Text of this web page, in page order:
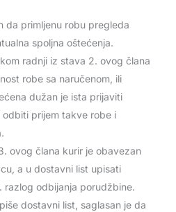
da primljenu robu pregleda
spoljna oštećenja.
radnji iz stava 2. ovog člana
robe sa naručenom, ili
dužan je ista prijaviti
prijem takve robe i
ovog člana kurir je obavezan
a u dostavni list upisati
razlog odbijanja porudžbine.
dostavni list, saglasan je da